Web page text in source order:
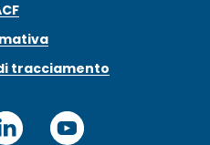
tracciamento